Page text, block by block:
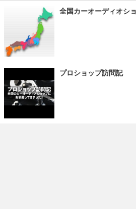
全国カーオーディオシ
プロショップ訪問記